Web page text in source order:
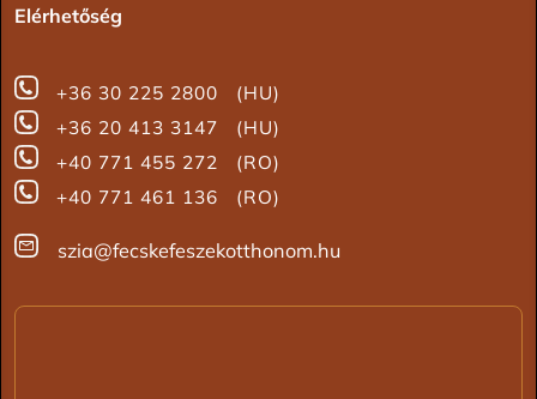
Elérhetőség
+36 30 225 2800 (HU)
+36 20 413 3147 (HU)
+40 771 455 272 (RO)
+40 771 461 136 (RO)
szia@fecskefeszekotthonom.hu